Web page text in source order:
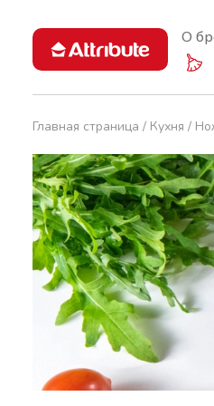
Кастрюли и ковши
Сковороды
Крышки
Чайники
Ножи
Губки
Инвентарь
Перчатки
Салфетки
О
Главная страница Кухня